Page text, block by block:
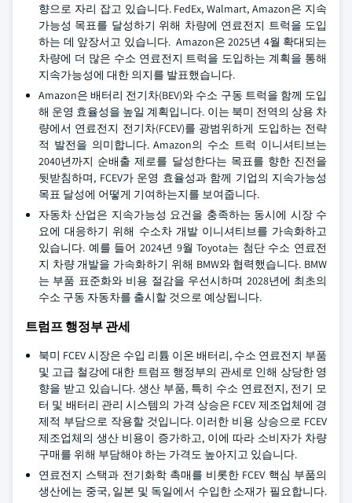
향으로 자리 잡고 있습니다. FedEx, Walmart, Amazon은 지속
가능성 목표를 달성하기 위해 차량에 연료전지 트럭을 도입
하는 데 앞장서고 있습니다. Amazon은 2025년 4월 확대되는
차량에 더 많은 수소 연료전지 트럭을 도입하는 계획을 통해
지속가능성에 대한 의지를 발표했습니다.
Amazon은 배터리 전기차(BEV)와 수소 구동 트럭을 함께 도입
해 운영 효율성을 높일 계획입니다. 이는 북미 전역의 상용 차
량에서 연료전지 전기차(FCEV)를 광범위하게 도입하는 전략
적 발전을 의미합니다. Amazon의 수소 트럭 이니셔티브는
2040년까지 순배출 제로를 달성한다는 목표를 향한 진전을
뒷받침하며, FCEV가 운영 효율성과 함께 기업의 지속가능성
목표 달성에 어떻게 기여하는지를 보여줍니다.
자동차 산업은 지속가능성 요건을 충족하는 동시에 시장 수
요에 대응하기 위해 수소차 개발 이니셔티브를 가속화하고
있습니다. 예를 들어 2024년 9월 Toyota는 첨단 수소 연료전
지 차량 개발을 가속화하기 위해 BMW와 협력했습니다. BMW
는 부품 표준화와 비용 절감을 우선시하며 2028년에 최초의
수소 구동 자동차를 출시할 것으로 예상됩니다.
트럼프 행정부 관세
북미 FCEV 시장은 수입 리튬 이온 배터리, 수소 연료전지 부품
및 고급 철강에 대한 트럼프 행정부의 관세로 인해 상당한 영
향을 받고 있습니다. 생산 부품, 특히 수소 연료전지, 전기 모
터 및 배터리 관리 시스템의 가격 상승은 FCEV 제조업체에 경
제적 부담으로 작용할 것입니다. 이러한 비용 상승으로 FCEV
제조업체의 생산 비용이 증가하고, 이에 따라 소비자가 차량
구매를 위해 부담해야 하는 가격도 높아지고 있습니다.
연료전지 스택과 전기화학 촉매를 비롯한 FCEV 핵심 부품의
생산에는 중국, 일본 및 독일에서 수입한 소재가 필요합니다.